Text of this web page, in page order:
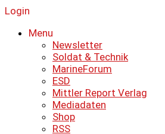
Login
Menu
Newsletter
Soldat & Technik
MarineForum
ESD
Mittler Report Verlag
Mediadaten
Shop
RSS